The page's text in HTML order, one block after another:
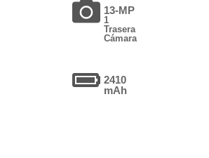
13-MP
1
Trasera
Cámara
2410
mAh